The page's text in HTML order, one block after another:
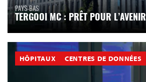
PAYS-BAS
TERGOOI MC : PRÊT POUR L’AVENIR
HÔPITAUX CENTRES DE DONNÉES